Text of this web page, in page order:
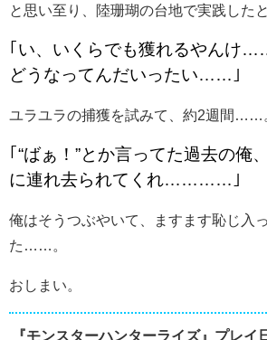
と思い至り、陸珊瑚の台地で実践した
｢い、いくらでも獲れるやんけ
どうなってんだいったい……｣
ユラユラの捕獲を試みて、約2週間……
｢“ばぁ！”とか言ってた過去の俺
に連れ去られてくれ…………｣
俺はそうつぶやいて、ますます恥じ入
た……。
おしまい。
『モンスターハンターライズ』プレイ